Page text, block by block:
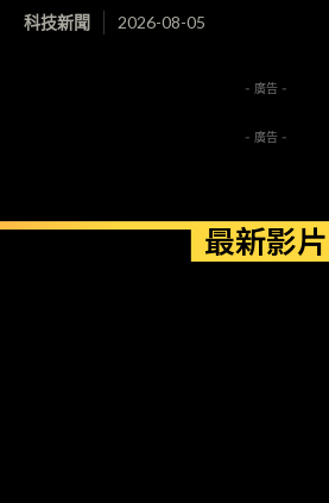
科技新聞 2026-08-05
- 廣告 -
- 廣告 -
最新影片